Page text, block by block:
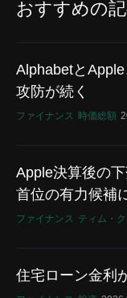
おすすめの
Alphabetと
攻防が続く
ファイナンス 時価総額
Apple決算後の
首位の有力候補
ファイナンス ティム・
住宅ローン金利